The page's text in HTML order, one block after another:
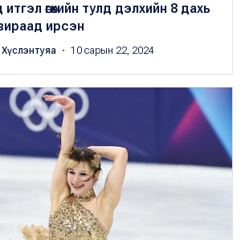
өгөхийн тулд дэлхийн 8 дахь
ирсэн
・ 10 сарын 22, 2024